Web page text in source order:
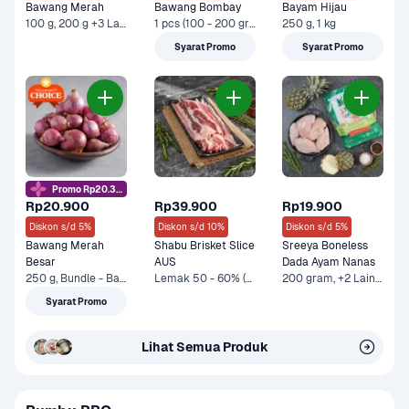
Bawang Merah
100 g, 200 g +3 Lainnya
Bawang Bombay
1 pcs (100 - 200 gram), 500 g +3 Lainnya
Syarat Promo
Bayam Hijau
250 g, 1 kg
Syarat Promo
Promo Rp20.3rb
Rp20.900
Diskon s/d 5%
Bawang Merah
Besar
250 g, Bundle - Bawang Merah 250 gram & Sayurbox Telur Ayam Negeri 10 pcs +1 Lainnya
Syarat Promo
Rp39.900
Diskon s/d 10%
Shabu Brisket Slice
AUS
Lemak 50 - 60% (250 g), Bundle - Protein + Dry Groceries +2 Lainnya
Rp19.900
Diskon s/d 5%
Sreeya Boneless
Dada Ayam Nanas
200 gram, +2 Lainnya
Lihat Semua Produk